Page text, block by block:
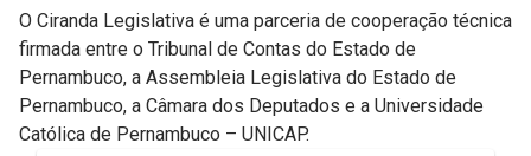
O Ciranda Legislativa é uma parceria de cooperação técnica
firmada entre o Tribunal de Contas do Estado de
Pernambuco, a Assembleia Legislativa do Estado de
Pernambuco, a Câmara dos Deputados e a Universidade
Católica de Pernambuco – UNICAP.